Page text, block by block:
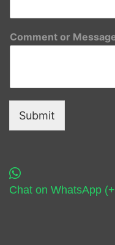
Comment or
Submit
Chat on WhatsApp